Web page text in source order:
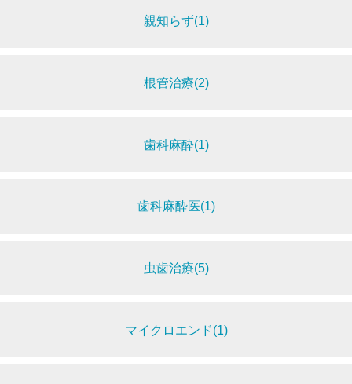
親知らず(1)
根管治療(2)
歯科麻酔(1)
歯科麻酔医(1)
虫歯治療(5)
マイクロエンド(1)